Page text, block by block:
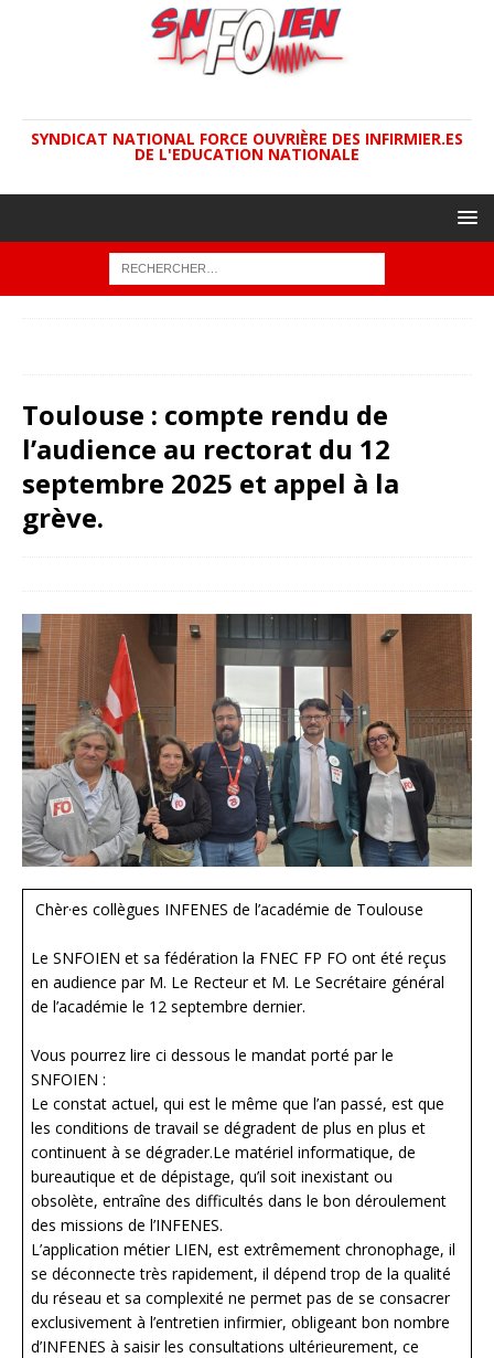
SYNDICAT NATIONAL FORCE OUVRIÈRE DES INFIRMIER.ES
DE L'EDUCATION NATIONALE
Toulouse : compte rendu de
l’audience au rectorat du 12
septembre 2025 et appel à la
grève.
Chèr·es collègues INFENES de l’académie de Toulouse
Le SNFOIEN et sa fédération la FNEC FP FO ont été reçus
en audience par M. Le Recteur et M. Le Secrétaire général
de l’académie le 12 septembre dernier.
Vous pourrez lire ci dessous le mandat porté par le
SNFOIEN :
Le constat actuel, qui est le même que l’an passé, est que
les conditions de travail se dégradent de plus en plus et
continuent à se dégrader.Le matériel informatique, de
bureautique et de dépistage, qu’il soit inexistant ou
obsolète, entraîne des difficultés dans le bon déroulement
des missions de l’INFENES.
L’application métier LIEN, est extrêmement chronophage, il
se déconnecte très rapidement, il dépend trop de la qualité
du réseau et sa complexité ne permet pas de se consacrer
exclusivement à l’entretien infirmier, obligeant bon nombre
d’INFENES à saisir les consultations ultérieurement, ce